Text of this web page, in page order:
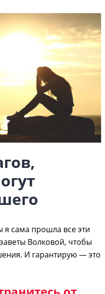
я сама прошла всеэти
Волковой, чтобы
И гарантирую ― это